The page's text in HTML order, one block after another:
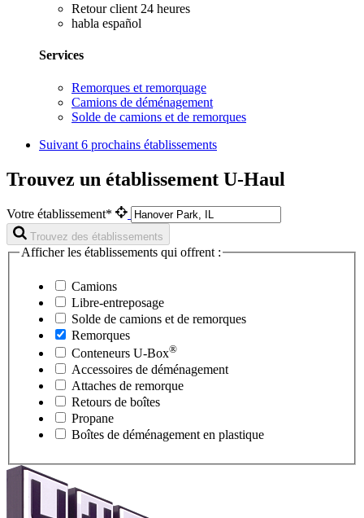
Retour client 24 heures
habla español
Services
Remorques et remorquage
Camions de déménagement
Solde de camions et de remorques
Suivant 6 prochains établissements
Trouvez un établissement U-Haul
Votre établissement*
Trouvez des établissements
Afficher les établissements qui offrent :
Camions
Libre-entreposage
Solde de camions et de remorques
Remorques
Conteneurs U-Box®
Accessoires de déménagement
Attaches de remorque
Retours de boîtes
Propane
Boîtes de déménagement en plastique